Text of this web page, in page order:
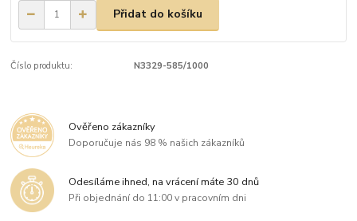
Přidat do košíku
Číslo produktu: N3329-585/1000
Ověřeno zákazníky
Doporučuje nás 98 % našich zákazníků
Odesíláme ihned, na vrácení máte 30 dnů
Při objednání do 11:00 v pracovním dni